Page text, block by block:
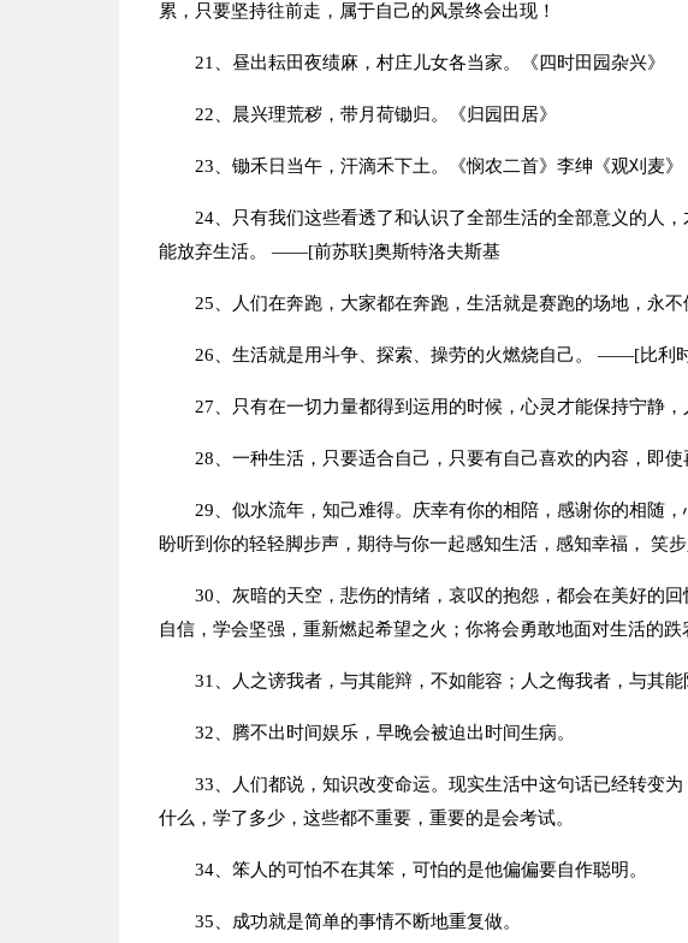
累，只要坚持往前走，属于自己的风景终会出现！
21、昼出耘田夜绩麻，村庄儿女各当家。《四时田园杂兴》
22、晨兴理荒秽，带月荷锄归。《归园田居》
23、锄禾日当午，汗滴禾下土。《悯农二首》李绅《观刈麦》
24、只有我们这些看透了和认识了全部生活的全部意义的人
能放弃生活。 ——[前苏联]奥斯特洛夫斯基
25、人们在奔跑，大家都在奔跑，生活就是赛跑的场地，永
26、生活就是用斗争、探索、操劳的火燃烧自己。 ——[比利
27、只有在一切力量都得到运用的时候，心灵才能保持宁静
28、一种生活，只要适合自己，只要有自己喜欢的内容，即使
29、似水流年，知己难得。庆幸有你的相陪，感谢你的相随
盼听到你的轻轻脚步声，期待与你一起感知生活，感知幸福， 笑步
30、灰暗的天空，悲伤的情绪，哀叹的抱怨，都会在美好的
自信，学会坚强，重新燃起希望之火；你将会勇敢地面对生活的跌
31、人之谤我者，与其能辩，不如能容；人之侮我者，与其能
32、腾不出时间娱乐，早晚会被迫出时间生病。
33、人们都说，知识改变命运。现实生活中这句话已经转变
什么，学了多少，这些都不重要，重要的是会考试。
34、笨人的可怕不在其笨，可怕的是他偏偏要自作聪明。
35、成功就是简单的事情不断地重复做。